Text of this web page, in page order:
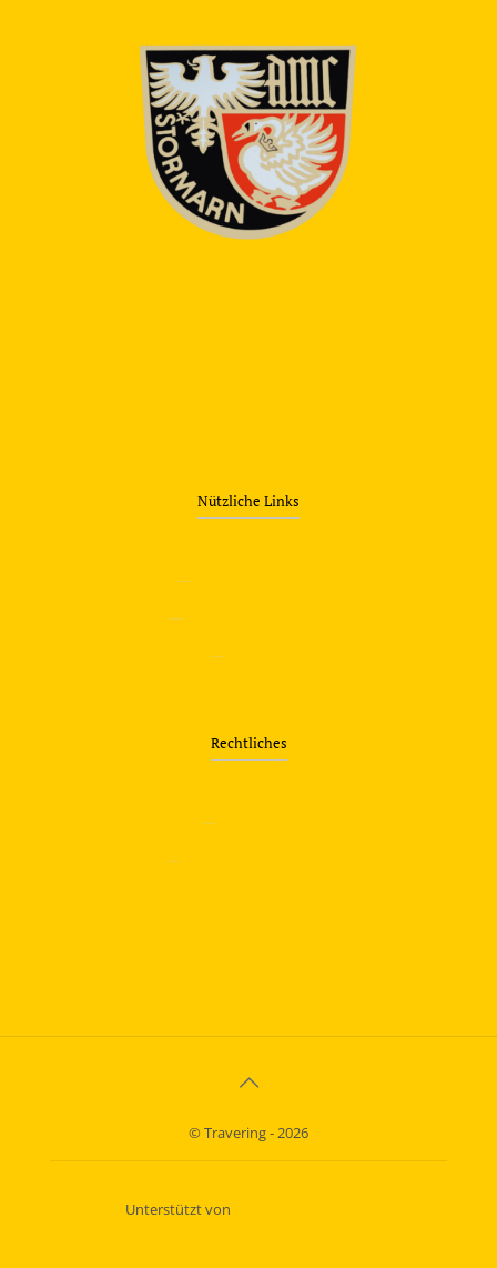
Nützliche Links
—
—
—
Rechtliches
—
—
© Travering - 2026
Unterstützt von